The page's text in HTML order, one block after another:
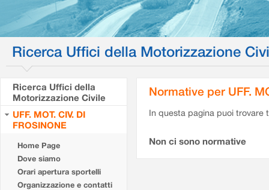
Ricerca Uffici della Motorizzazione
Ricerca Uffici della
Motorizzazione Civile
UFF. MOT. CIV. DI
FROSINONE
Home Page
Dove siamo
Orari apertura sportelli
Organizzazione e contatti
Normative per UFF.
In questa pagina puoi
Non ci sono normative